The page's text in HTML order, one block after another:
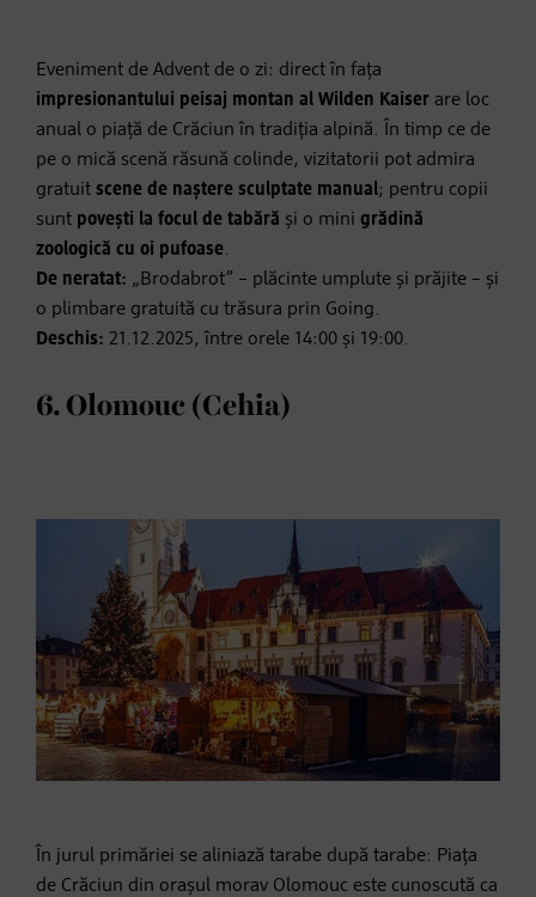
Eveniment de Advent de o zi: direct în fața
impresionantului peisaj montan al Wilden Kaiser are loc
anual o piață de Crăciun în tradiția alpină. În timp ce de
pe o mică scenă răsună colinde, vizitatorii pot admira
gratuit scene de naștere sculptate manual; pentru copii
sunt povești la focul de tabără și o mini grădină
zoologică cu oi pufoase.
De neratat: „Brodabrot” – plăcinte umplute și prăjite – și
o plimbare gratuită cu trăsura prin Going.
Deschis: 21.12.2025, între orele 14:00 și 19:00.
6. Olomouc (Cehia)
În jurul primăriei se aliniază tarabe după tarabe: Piața
de Crăciun din orașul morav Olomouc este cunoscută ca